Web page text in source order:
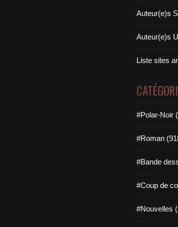
Auteur(e)s
Auteur(e)s
Liste sites
#Polar-Noir
#Roman
#Bande
#Coup de
#Nouvelles